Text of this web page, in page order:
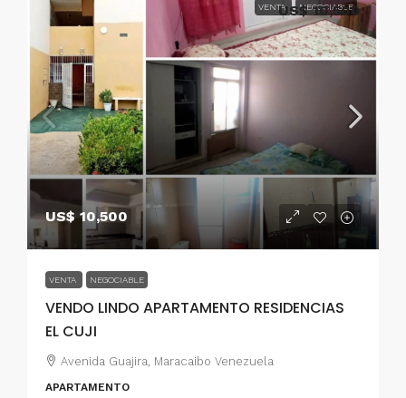
VENTA NEGOCIABLE
US$ 10,500
VENTA NEGOCIABLE
VENDO LINDO APARTAMENTO RESIDENCIAS
EL CUJI
US$ 10,500
Avenida Guajira, Maracaibo Venezuela
APARTAMENTO